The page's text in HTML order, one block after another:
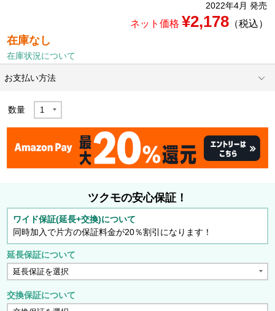
2022年4月 発売
ネット価格 ¥2,178（税込）
在庫なし
在庫状況について
お支払い方法
数量
ツクモの安心保証！
ワイド保証(延長+交換)について
同時加入で片方の保証料金が20％割引になります！
延長保証について
交換保証について